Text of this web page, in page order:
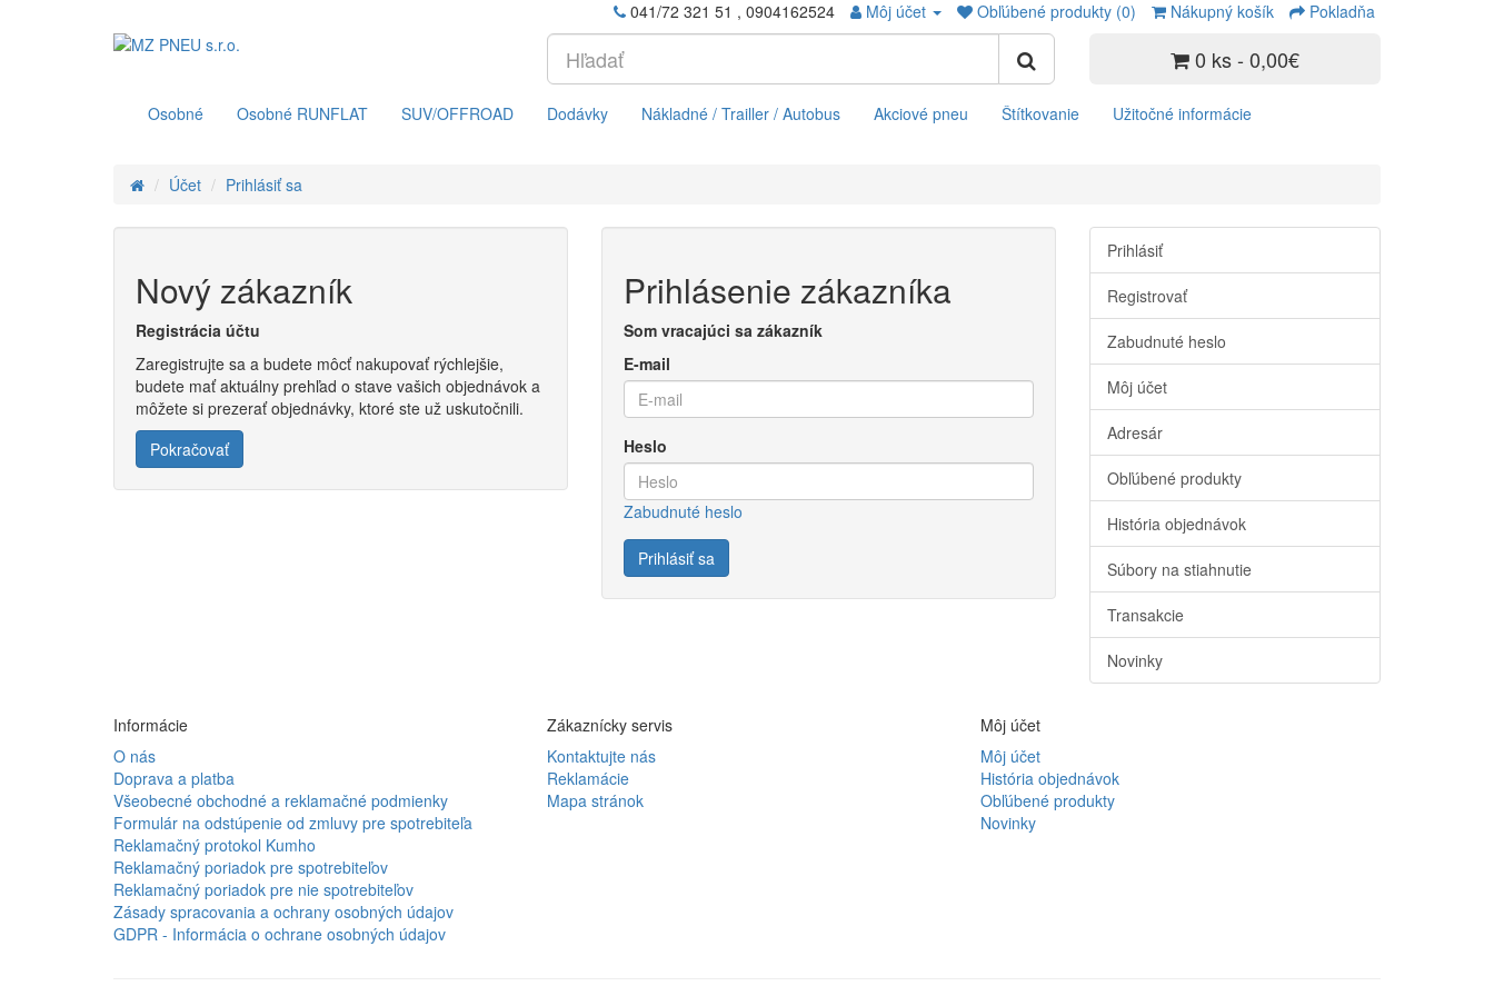
041/72 321 51 , 0904162524 Môj účet Obľúbené produkty (0) Nákupný košík Pokladňa
0 ks - 0,00€
Osobné Osobné RUNFLAT SUV/OFFROAD Dodávky Nákladné / Trailler / Autobus Akciové pneu Štítkovanie Užitočné informácie
Účet Prihlásiť sa
Nový zákazník
Registrácia účtu
Zaregistrujte sa a budete môcť nakupovať rýchlejšie,
budete mať aktuálny prehľad o stave vašich objednávok a
môžete si prezerať objednávky, ktoré ste už uskutočnili.
Pokračovať
Prihlásenie zákazníka
Som vracajúci sa zákazník
E-mail
Heslo
Zabudnuté heslo
Prihlásiť
Registrovať
Zabudnuté heslo
Môj účet
Adresár
Obľúbené produkty
História objednávok
Súbory na stiahnutie
Transakcie
Novinky
Informácie
O nás
Doprava a platba
Všeobecné obchodné a reklamačné podmienky
Formulár na odstúpenie od zmluvy pre spotrebiteľa
Reklamačný protokol Kumho
Reklamačný poriadok pre spotrebiteľov
Reklamačný poriadok pre nie spotrebiteľov
Zásady spracovania a ochrany osobných údajov
GDPR - Informácia o ochrane osobných údajov
Zákaznícky servis
Kontaktujte nás
Reklamácie
Mapa stránok
Môj účet
Môj účet
História objednávok
Obľúbené produkty
Novinky